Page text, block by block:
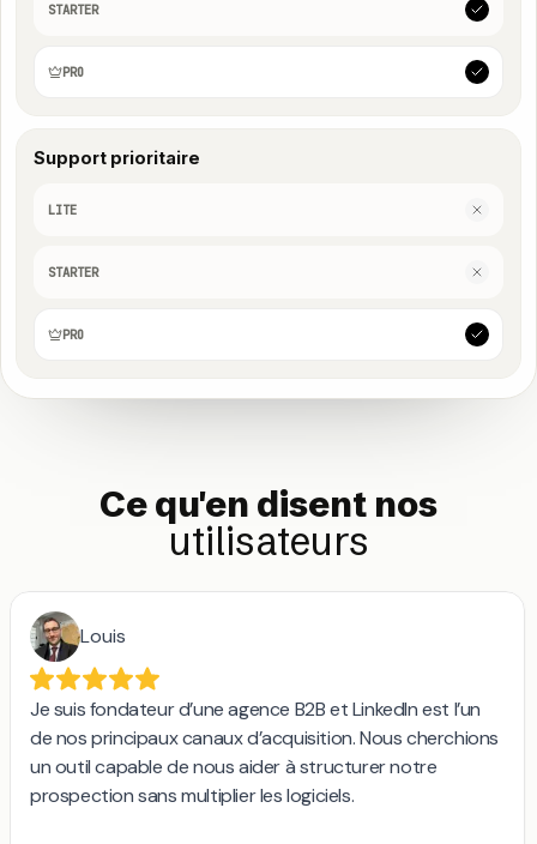
STARTER
PRO
Support prioritaire
LITE
STARTER
PRO
Ce qu'en disent nos
utilisateurs